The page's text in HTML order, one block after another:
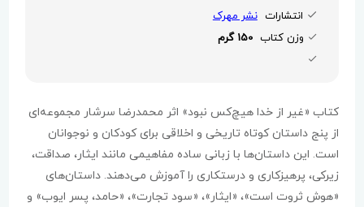
انتشارات نشر مهرک
وزن کتاب 150 گرم
کتاب «غیر از خدا هیچ‌کس نبود» اثر محمدرضا سرشار مجموعه‌ای
از پنج داستان کوتاه تاریخی و اخلاقی برای کودکان و نوجوانان
است. این داستان‌ها با زبانی ساده مفاهیمی مانند ایثار، صداقت،
زیرکی، پرهیزکاری و درستکاری را آموزش می‌دهند. داستان‌های
«هوش ثروت است»، «ایثار»، «سود تجارت»، «حامد، پسر ایوب» و